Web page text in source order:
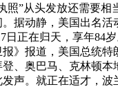
照”从头发放还需要相
。据动静，美国出名活
日正在归天，享年84
》报道，美国总统特
、奥巴马、克林顿本
发声。就正在适才，波